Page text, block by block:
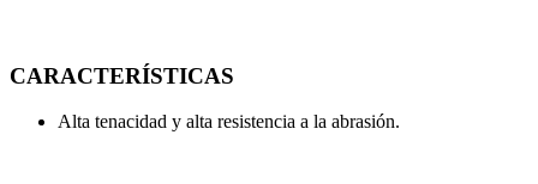
CARACTERÍSTICAS
Alta tenacidad y alta resistencia a la abrasión.